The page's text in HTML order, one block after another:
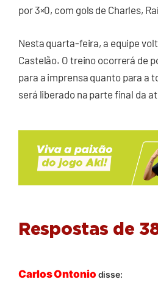
por 3×0, com gols de Charles,
Nesta quarta-feira, a equipe
Castelão. O treino ocorrerá de
para a imprensa quanto para a
será liberado na parte final da
Respostas de
Carlos Ontonio disse: